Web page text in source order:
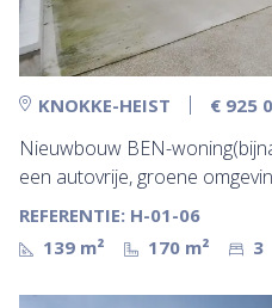
KNOKKE-HEIST € 925
Nieuwbouw BEN-
een autovrije, groene
REFERENTIE: H-01-06
139 m²
170 m² 3